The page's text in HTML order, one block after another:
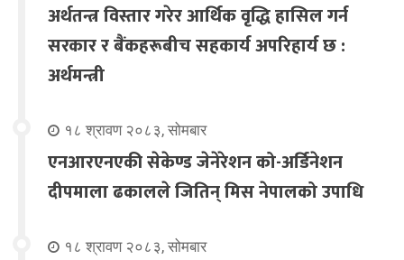
अर्थतन्त्र विस्तार गरेर आर्थिक वृद्धि हासिल गर्न
सरकार र बैंकहरूबीच सहकार्य अपरिहार्य छ :
अर्थमन्त्री
१८ श्रावण २०८३, सोमबार
एनआरएनएकी सेकेण्ड जेनेरेशन को-अर्डिनेशन
दीपमाला ढकालले जितिन् मिस नेपालको उपाधि
१८ श्रावण २०८३, सोमबार